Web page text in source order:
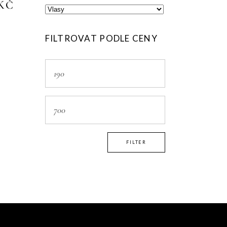
FILTROVAT PODLE CENY
price
price
FILTER